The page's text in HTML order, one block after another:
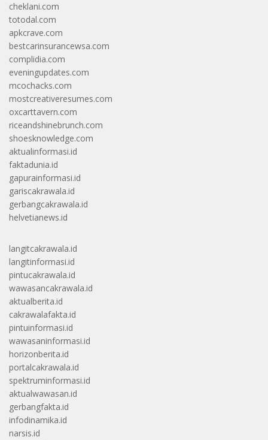
cheklani.com
totodal.com
apkcrave.com
bestcarinsurancewsa.com
complidia.com
eveningupdates.com
mcochacks.com
mostcreativeresumes.com
oxcarttavern.com
riceandshinebrunch.com
shoesknowledge.com
aktualinformasi.id
faktadunia.id
gapurainformasi.id
gariscakrawala.id
gerbangcakrawala.id
helvetianews.id
langitcakrawala.id
langitinformasi.id
pintucakrawala.id
wawasancakrawala.id
aktualberita.id
cakrawalafakta.id
pintuinformasi.id
wawasaninformasi.id
horizonberita.id
portalcakrawala.id
spektruminformasi.id
aktualwawasan.id
gerbangfakta.id
infodinamika.id
narsis.id